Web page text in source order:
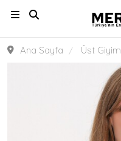
Ana Sayfa Üst Giyim